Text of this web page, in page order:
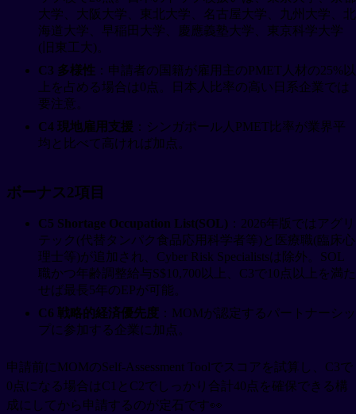
大学、大阪大学、東北大学、名古屋大学、九州大学、北
海道大学、早稲田大学、慶應義塾大学、東京科学大学
(旧東工大)。
C3 多様性 ：申請者の国籍が雇用主のPMET人材の25%以
上を占める場合は0点。日本人比率の高い日系企業では
要注意。
C4 現地雇用支援 ：シンガポール人PMET比率が業界平
均と比べて高ければ加点。
ボーナス2項目
C5 Shortage Occupation List(SOL) ：2026年版ではアグリ
テック(代替タンパク食品応用科学者等)と医療職(臨床心
理士等)が追加され、Cyber Risk Specialistsは除外。SOL
職かつ年齢調整給与S$10,700以上、C3で10点以上を満た
せば最長5年のEPが可能。
C6 戦略的経済優先度 ：MOMが認定するパートナーシッ
プに参加する企業に加点。
申請前にMOMのSelf-Assessment Toolでスコアを試算し、C3で
0点になる場合はC1とC2でしっかり合計40点を確保できる構
成にしてから申請するのが定石です👀